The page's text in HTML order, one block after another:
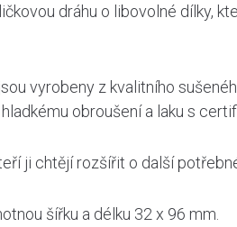
dráhu o libovolné dílky,
vyrobeny z kvalitního
obroušení a laku s
ji chtějí rozšířit o další
šířku a délku 32 x 96 mm.